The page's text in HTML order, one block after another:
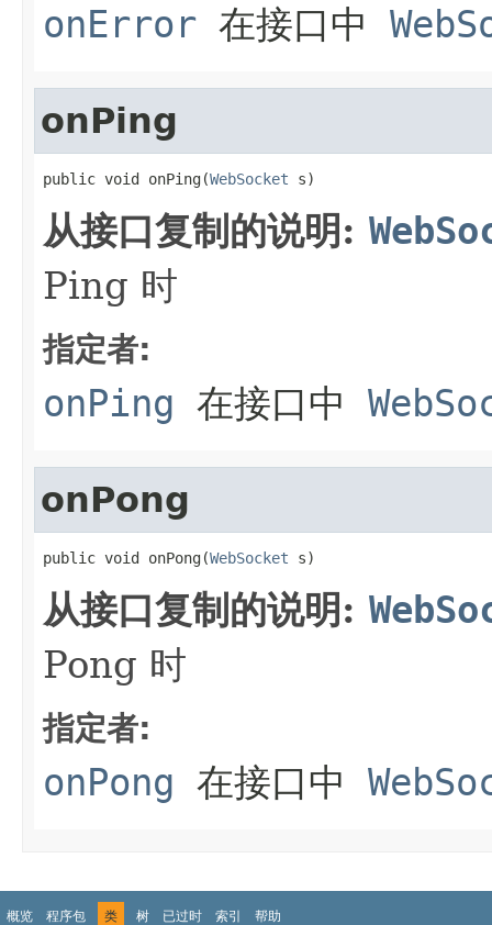
onError 在接口中
onPing
public void onPing(WebSocket s)
从接口复制的说明:
Ping 时
指定者:
onPing 在接口中
onPong
public void onPong(WebSocket s)
从接口复制的说明:
Pong 时
指定者:
onPong 在接口中
概览 程序包 类 树 已过时 索引 帮助